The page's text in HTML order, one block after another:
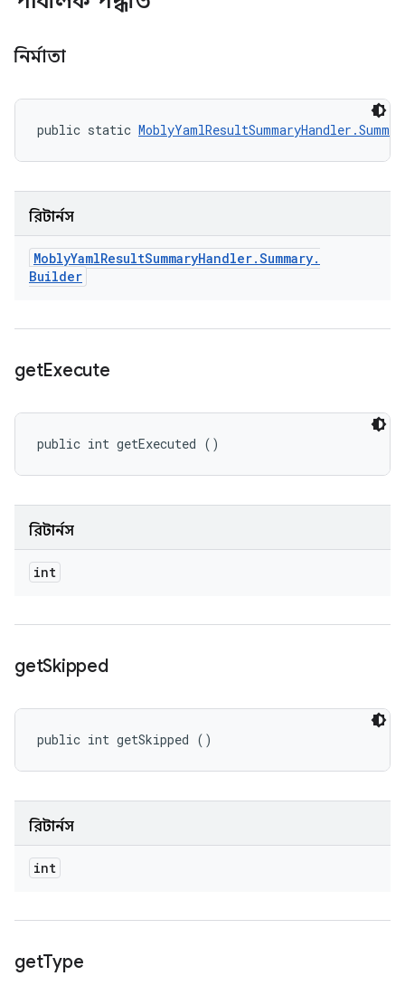
নির্মাতা
public static
রিটার্নস
MoblyYamlResultSummaryHandler.Summary.
Builder
getExecute
public int getExecuted ()
রিটার্নস
int
getSkipped
public int getSkipped ()
রিটার্নস
int
getType